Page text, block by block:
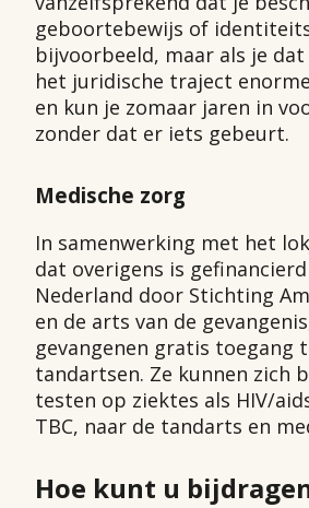
geboortebewijs of
bijvoorbeeld, maar als je
het juridische traject
en kun je zomaar jaren in
zonder dat er iets gebeurt.
Medische zorg
In samenwerking met het
dat overigens is
Nederland door Stichting
en de arts van de
gevangenen gratis toegang
tandartsen. Ze kunnen zich
testen op ziektes als HIV/
TBC, naar de tandarts en
Hoe kunt u